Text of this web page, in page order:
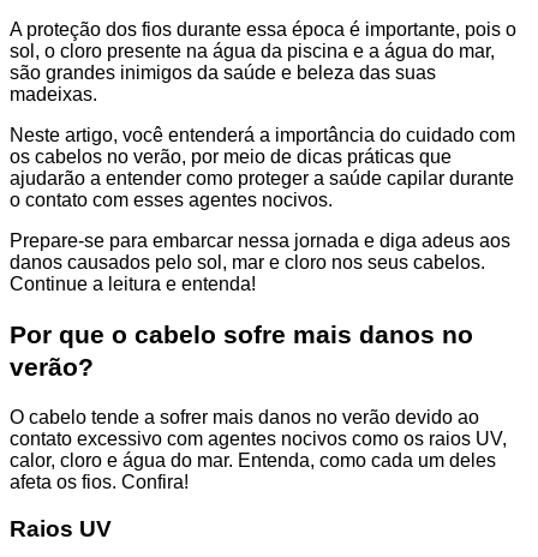
A proteção dos fios durante essa época é importante, pois o
sol, o cloro presente na água da piscina e a água do mar,
são grandes inimigos da saúde e beleza das suas
madeixas.
Neste artigo, você entenderá a importância do cuidado com
os cabelos no verão, por meio de dicas práticas que
ajudarão a entender como proteger a saúde capilar durante
o contato com esses agentes nocivos.
Prepare-se para embarcar nessa jornada e diga adeus aos
danos causados pelo sol, mar e cloro nos seus cabelos.
Continue a leitura e entenda!
Por que o cabelo sofre mais danos no
verão?
O cabelo tende a sofrer mais danos no verão devido ao
contato excessivo com agentes nocivos como os raios UV,
calor, cloro e água do mar. Entenda, como cada um deles
afeta os fios. Confira!
Raios UV